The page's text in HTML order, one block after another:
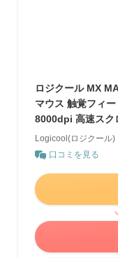
ロジクール MX
マウス 触覚フィ
8000dpi 高速スク
Logicool(ロジクール)
口コミを見る